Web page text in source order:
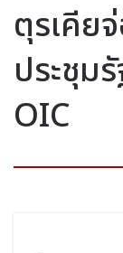
ตุรเคีย
ประชุม
OIC